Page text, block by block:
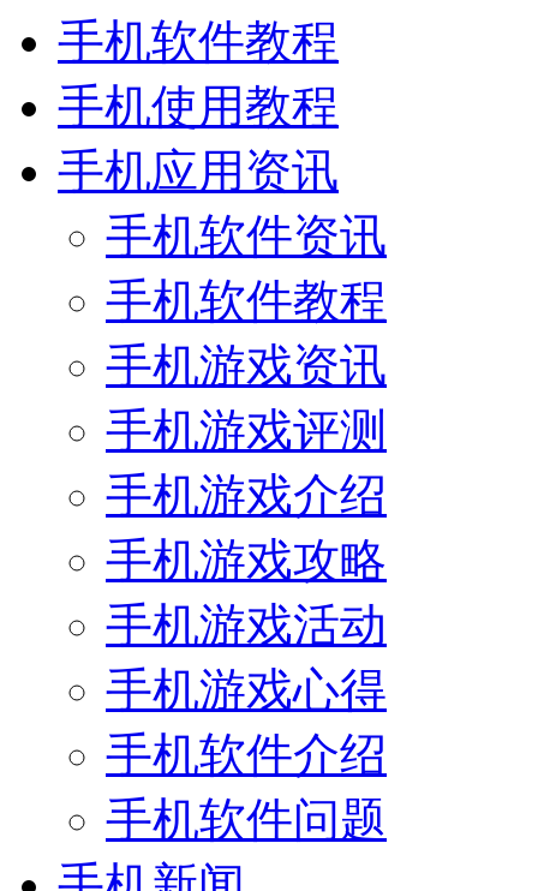
手机软件教程
手机使用教程
手机应用资讯
手机软件资讯
手机软件教程
手机游戏资讯
手机游戏评测
手机游戏介绍
手机游戏攻略
手机游戏活动
手机游戏心得
手机软件介绍
手机软件问题